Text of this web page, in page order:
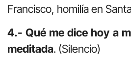
Francisco, homilía en
4.- Qué me dice hoy a
meditada. (Silencio)